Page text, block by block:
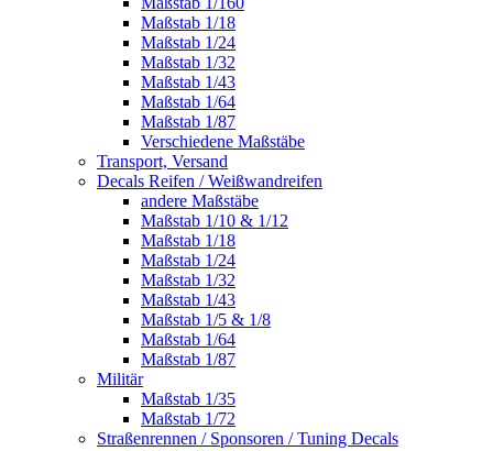
Maßstab 1/18
Maßstab 1/24
Maßstab 1/32
Maßstab 1/43
Maßstab 1/64
Maßstab 1/87
Verschiedene Maßstäbe
Transport, Versand
Decals Reifen / Weißwandreifen
andere Maßstäbe
Maßstab 1/10 & 1/12
Maßstab 1/18
Maßstab 1/24
Maßstab 1/32
Maßstab 1/43
Maßstab 1/5 & 1/8
Maßstab 1/64
Maßstab 1/87
Militär
Maßstab 1/35
Maßstab 1/72
Straßenrennen / Sponsoren / Tuning Decals